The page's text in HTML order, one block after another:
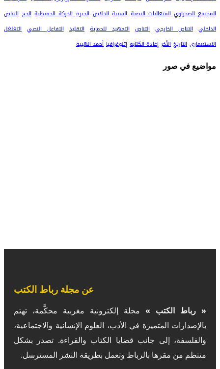
المجتمع الصحراوي المتعاليات النصية السيبة الخلاص الحيرة الحركة الحفيظية الحج التناص
الداخلي التناص الخارجي التناص التمهيد للحماية التقليد التفاعل النصي التغلغل
الاستعماري التاريخ الأخر إعادة الكتابة إثنوغرافيا أحمد الهيبة
مواضيع في صور
عن مجلة رباط الكتب
« رباط الكتب » مجلة إلكترونية مغربية محكَّمة، تهتم
بالإصدارات المتميزة في الأدب، العلوم الإنسانية والاجتماعية،
والفلسفة، إلى جانب قضايا الكتاب والقراءة. تصدر بشكل
منتظم من مقرها بالرباط وتعمل بطريقة النشر المسترسل.